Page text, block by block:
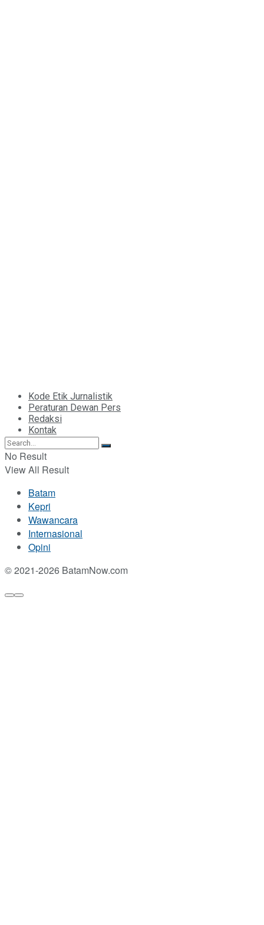
Kode Etik Jurnalistik
Peraturan Dewan Pers
Redaksi
Kontak
No Result
View All Result
Batam
Kepri
Wawancara
Internasional
Opini
© 2021-2026 BatamNow.com